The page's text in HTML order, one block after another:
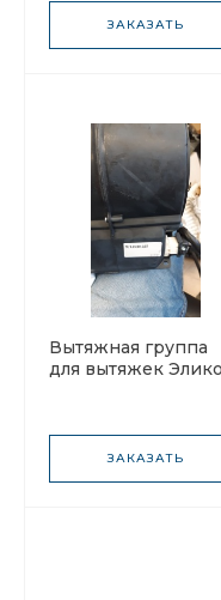
ЗАКАЗАТЬ
Вытяжная группа
для вытяжек
ЗАКАЗАТЬ